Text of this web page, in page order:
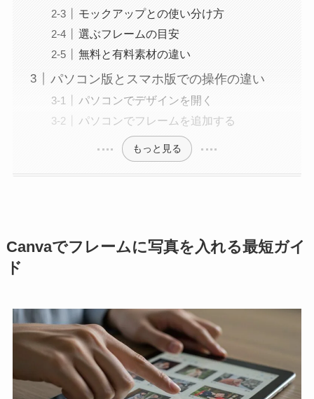
モックアップとの使い分け方
選ぶフレームの目安
無料と有料素材の違い
パソコン版とスマホ版での操作の違い
パソコンでデザインを開く
パソコンでフレームを追加する
もっと見る
Canvaでフレームに写真を入れる最短ガイ
ド